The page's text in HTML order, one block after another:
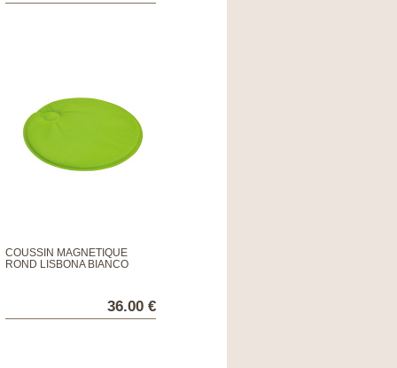
COUSSIN MAGNÉTIQUE
ROND LISBONA BIANCO
36.00 €